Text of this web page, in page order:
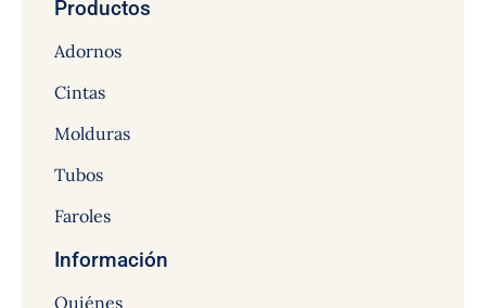
Productos
Adornos
Cintas
Molduras
Tubos
Faroles
Información
Quiénes